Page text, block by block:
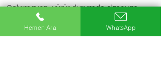
Çalışmayan, yürür durumda olmayan
veya motoru arızalı araçlarınızı da
değerlendiriyoruz.
Hemen Ara WhatsApp